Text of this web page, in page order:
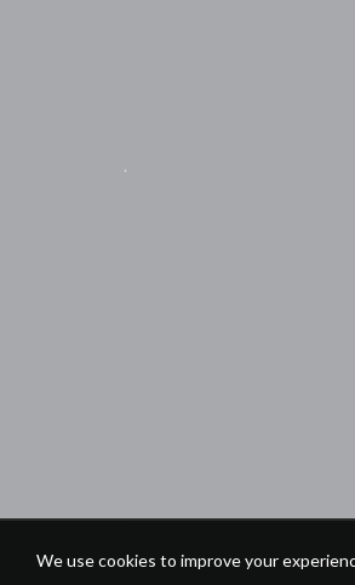
.
We use cookies to improve your